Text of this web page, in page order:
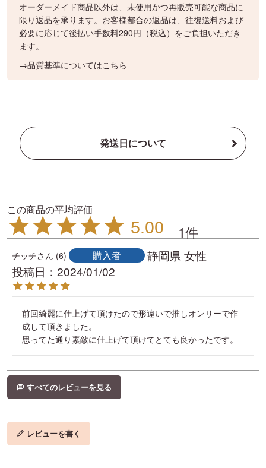
オーダーメイド商品以外は、未使用かつ再販売可能な商品に
限り返品を承ります。お客様都合の返品は、往復送料および
必要に応じて後払い手数料290円（税込）をご負担いただき
ます。
→品質基準についてはこちら
発送日について
5.00 1
チッチ 6 購入者 静岡県 女性
投稿日
2024/01/02
前回綺麗に仕上げて頂けたので形違いで推しオンリーで作
成して頂きました。
思ってた通り素敵に仕上げて頂けてとても良かったです。
すべてのレビューを見る
レビューを書く